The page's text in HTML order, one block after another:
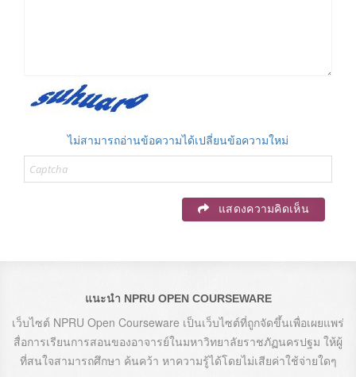
ไม่สามารถอ่านข้อความได้เปลี่ยนข้อความใหม่
แสดงความคิดเห็น
แนะนำ NPRU OPEN COURSEWARE
เว็บไซต์ NPRU Open Courseware เป็นเว็บไซต์ที่ถูกจัดขึ้นเพื่อเผยแพร่
สื่อการเรียนการสอนของอาจารย์ในมหาวิทยาลัยราชภัฏนครปฐม ให้ผู้
ที่สนใจสามารถศึกษา ค้นคว้า หาความรู้ได้โดยไม่เสียค่าใช้จ่ายใดๆ